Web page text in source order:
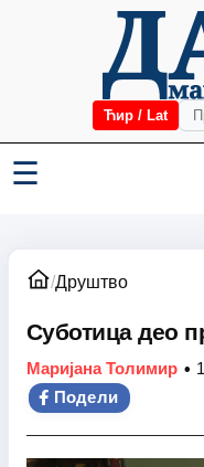
Ћир / Lat
☰
/Друштво
Суботица део
Маријана Толимир •
Подели